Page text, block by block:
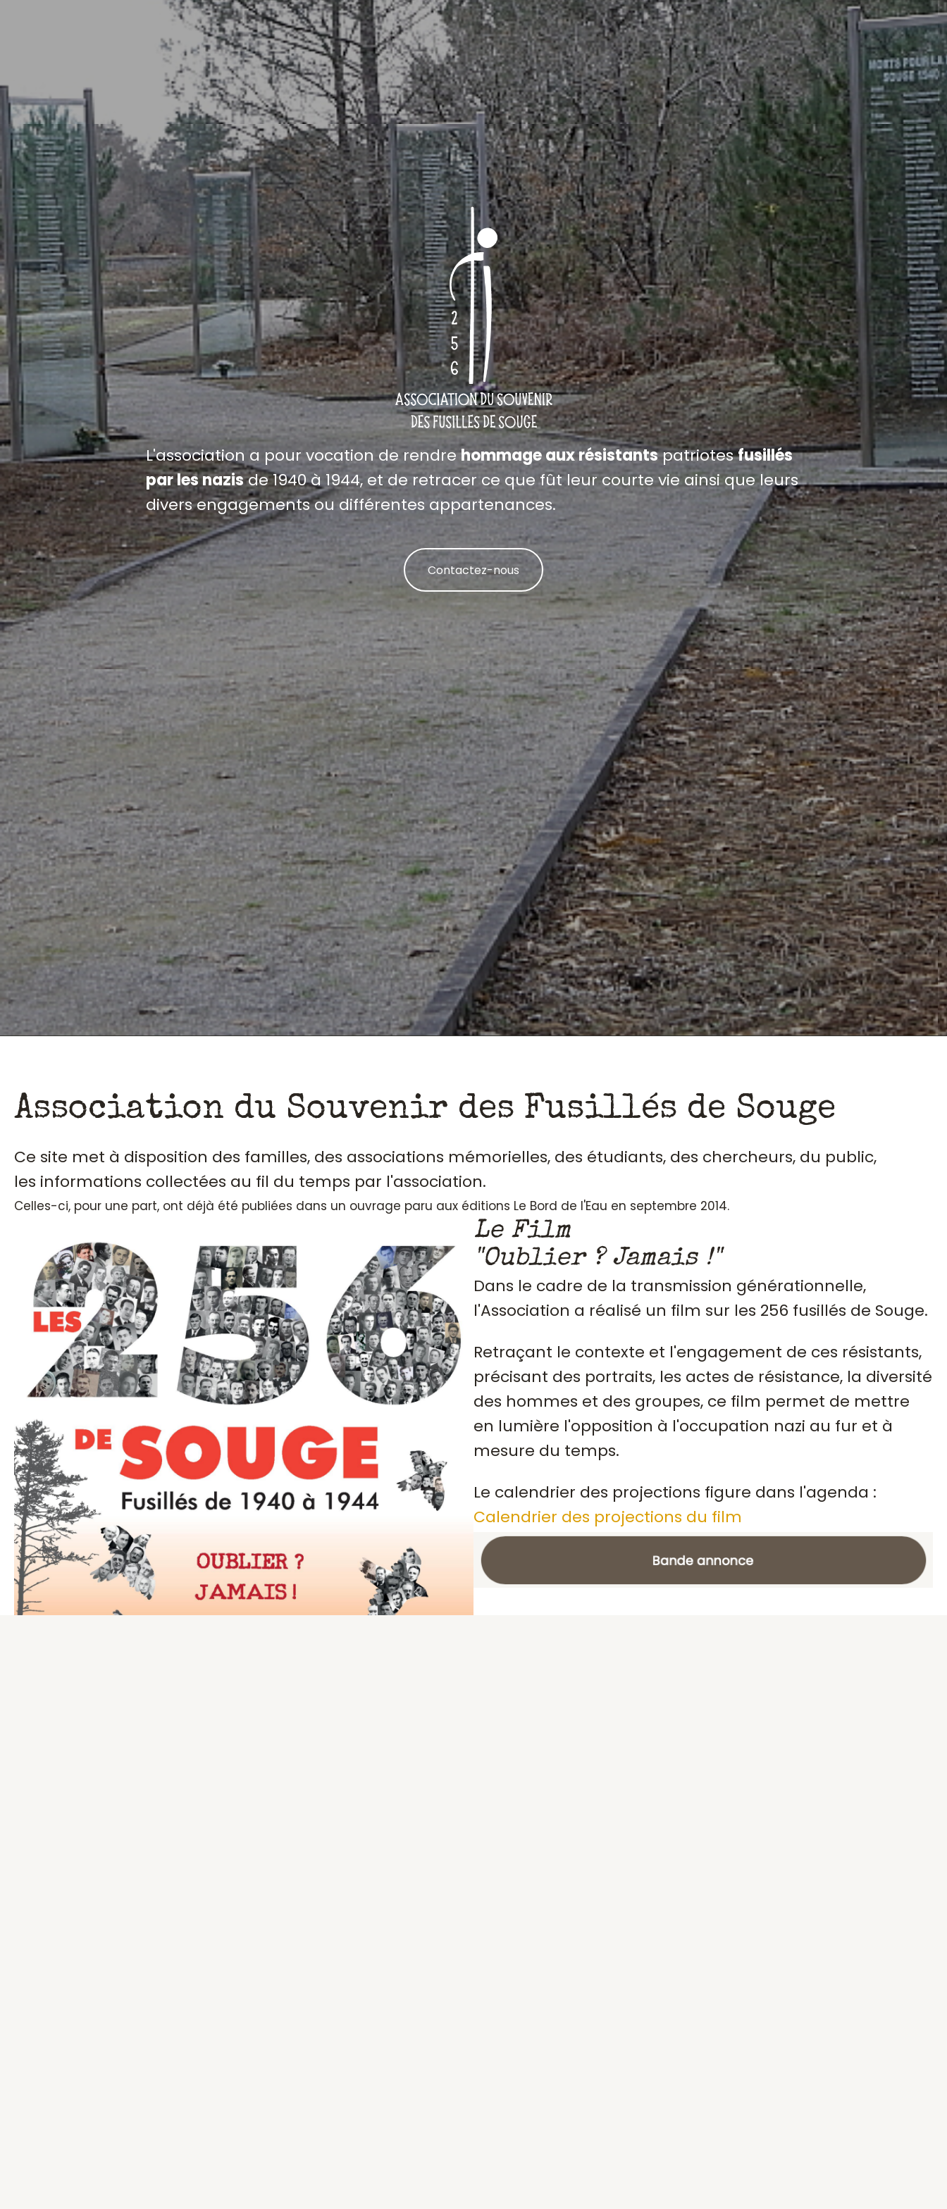
L'association a pour vocation de rendrehommage aux résistantspatriotesfusillés
par les nazisde 1940 à 1944, et de retracer ce que fût leur courte vie ainsi que leurs
divers engagements ou différentes appartenances.
Contactez-nous
Association du Souvenir des Fusillés de Souge
Ce site met à disposition des familles, des associations mémorielles, des étudiants, des chercheurs, du public,
les informations collectées au fil du temps par l'association.
Celles-ci, pour une part, ont déjà été publiées dans un ouvrage paru aux éditions Le Bord de l'Eau en septembre 2014.
Le Film
"Oublier ? Jamais !"
Dans le cadre de la transmission générationnelle,
l'Association a réalisé un film sur les 256 fusillés de Souge.
Retraçant le contexte et l'engagement de ces résistants,
précisant des portraits, les actes de résistance, la diversité
des hommes et des groupes, ce film permet de mettre
en lumière l'opposition à l'occupation nazi au fur et à
mesure du temps.
Le calendrier des projections figure dans l'agenda :
Calendrier des projections du film